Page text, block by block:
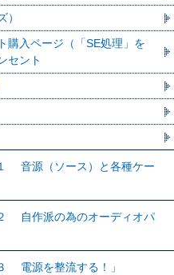
購入ページ（「SE処理」を
セント
音源（ソース）と各種ケー
自作派の為のオーディオパ
電源を整流する！」